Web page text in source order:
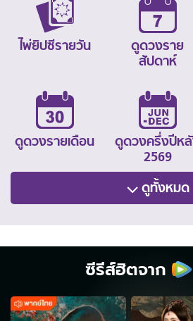
ไพ่ยิปซีรายวัน
ดูดวงราย
สัปดาห์
ดูดวงรายเดือน
ดูดวงครึ่งปีห
2569
ดูทั้งหมด
ซีรีส์ฮิตจาก